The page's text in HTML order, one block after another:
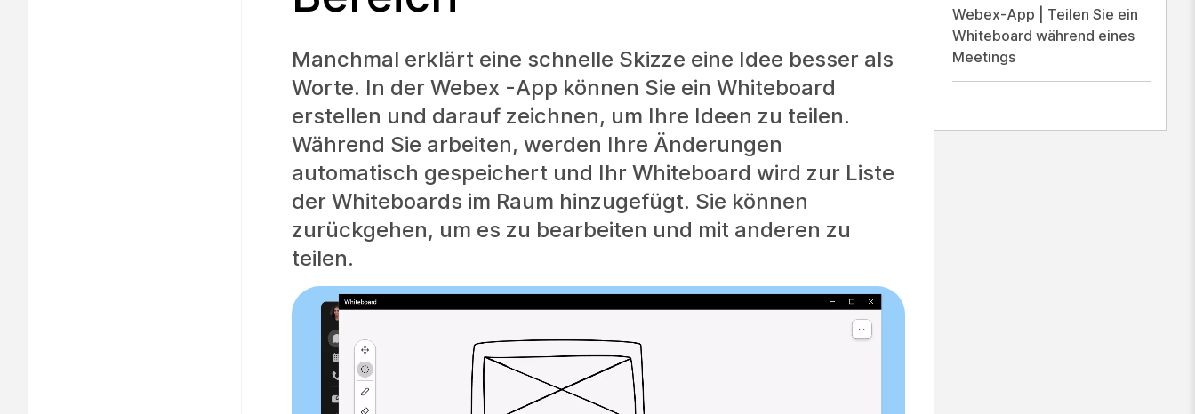
Manchmal erklärt eine schnelle Skizze eine Idee besser als
Worte. In der Webex -App können Sie ein Whiteboard
erstellen und darauf zeichnen, um Ihre Ideen zu teilen.
Während Sie arbeiten, werden Ihre Änderungen
automatisch gespeichert und Ihr Whiteboard wird zur Liste
der Whiteboards im Raum hinzugefügt. Sie können
zurückgehen, um es zu bearbeiten und mit anderen zu
teilen.
Webex-App | Teilen Sie ein
Whiteboard während eines
Meetings